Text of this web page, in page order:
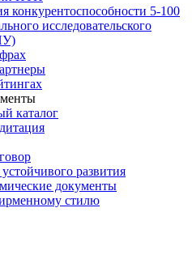
конкурентоспособности 5-100
исследовательского
каталог
развития
документы
стилю